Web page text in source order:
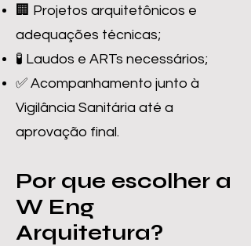
🏢 Projetos arquitetônicos e
adequações técnicas;
🧪 Laudos e ARTs necessários;
✅ Acompanhamento junto à
Vigilância Sanitária até a
aprovação final.
Por que escolher a
W Eng
Arquitetura?